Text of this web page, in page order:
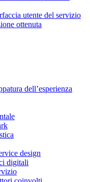
utente del servizio
ottenuta
dell’esperienza
design
digitali